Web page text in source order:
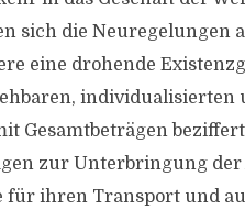
sich die Neuregelungen
eine drohende
individualisierten
Gesamtbeträgen
zur Unterbringung
für ihren Transport und